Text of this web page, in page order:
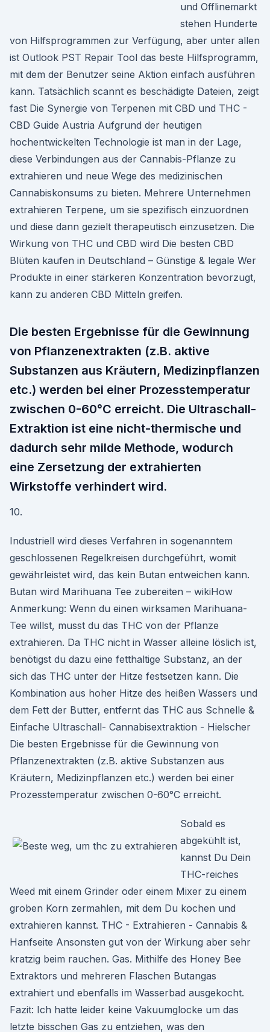
und Offlinemarkt
stehen Hunderte
von Hilfsprogrammen zur Verfügung, aber unter allen
ist Outlook PST Repair Tool das beste Hilfsprogramm,
mit dem der Benutzer seine Aktion einfach ausführen
kann. Tatsächlich scannt es beschädigte Dateien, zeigt
fast Die Synergie von Terpenen mit CBD und THC -
CBD Guide Austria Aufgrund der heutigen
hochentwickelten Technologie ist man in der Lage,
diese Verbindungen aus der Cannabis-Pflanze zu
extrahieren und neue Wege des medizinischen
Cannabiskonsums zu bieten. Mehrere Unternehmen
extrahieren Terpene, um sie spezifisch einzuordnen
und diese dann gezielt therapeutisch einzusetzen. Die
Wirkung von THC und CBD wird Die besten CBD
Blüten kaufen in Deutschland – Günstige & legale Wer
Produkte in einer stärkeren Konzentration bevorzugt,
kann zu anderen CBD Mitteln greifen.
Die besten Ergebnisse für die Gewinnung
von Pflanzenextrakten (z.B. aktive
Substanzen aus Kräutern, Medizinpflanzen
etc.) werden bei einer Prozesstemperatur
zwischen 0-60°C erreicht. Die Ultraschall-
Extraktion ist eine nicht-thermische und
dadurch sehr milde Methode, wodurch
eine Zersetzung der extrahierten
Wirkstoffe verhindert wird.
10.
Industriell wird dieses Verfahren in sogenanntem
geschlossenen Regelkreisen durchgeführt, womit
gewährleistet wird, das kein Butan entweichen kann.
Butan wird Marihuana Tee zubereiten – wikiHow
Anmerkung: Wenn du einen wirksamen Marihuana-
Tee willst, musst du das THC von der Pflanze
extrahieren. Da THC nicht in Wasser alleine löslich ist,
benötigst du dazu eine fetthaltige Substanz, an der
sich das THC unter der Hitze festsetzen kann. Die
Kombination aus hoher Hitze des heißen Wassers und
dem Fett der Butter, entfernt das THC aus Schnelle &
Einfache Ultraschall- Cannabisextraktion - Hielscher
Die besten Ergebnisse für die Gewinnung von
Pflanzenextrakten (z.B. aktive Substanzen aus
Kräutern, Medizinpflanzen etc.) werden bei einer
Prozesstemperatur zwischen 0-60°C erreicht.
Sobald es
abgekühlt ist,
kannst Du Dein
THC-reiches
Weed mit einem Grinder oder einem Mixer zu einem
groben Korn zermahlen, mit dem Du kochen und
extrahieren kannst. THC - Extrahieren - Cannabis &
Hanfseite Ansonsten gut von der Wirkung aber sehr
kratzig beim rauchen. Gas. Mithilfe des Honey Bee
Extraktors und mehreren Flaschen Butangas
extrahiert und ebenfalls im Wasserbad ausgekocht.
Fazit: Ich hatte leider keine Vakuumglocke um das
letzte bisschen Gas zu entziehen, was den